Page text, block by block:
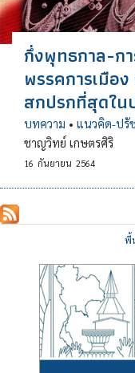
กึ่งพุทธกาล-ก
พรรคการเมือ
สกปรกที่สุดใน
บทความ • แนวคิด-ปรั
ชาญวิทย์ เกษตรศิริ
16 กันยายน 2564
พื้